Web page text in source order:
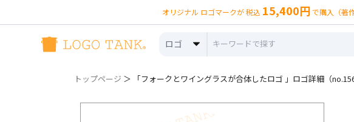
オリジナル ロゴマークが 税込 15,400円 で購入（著
ロゴ
トップページ ＞ 「フォークとワイングラスが合体したロゴ 」ロゴ詳細（